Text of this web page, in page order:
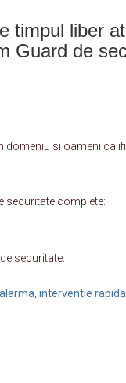
timpul liber
Guard de
domeniu si oameni
securitate complete:
securitate.
, interventie rapida